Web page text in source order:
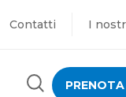
Contatti I